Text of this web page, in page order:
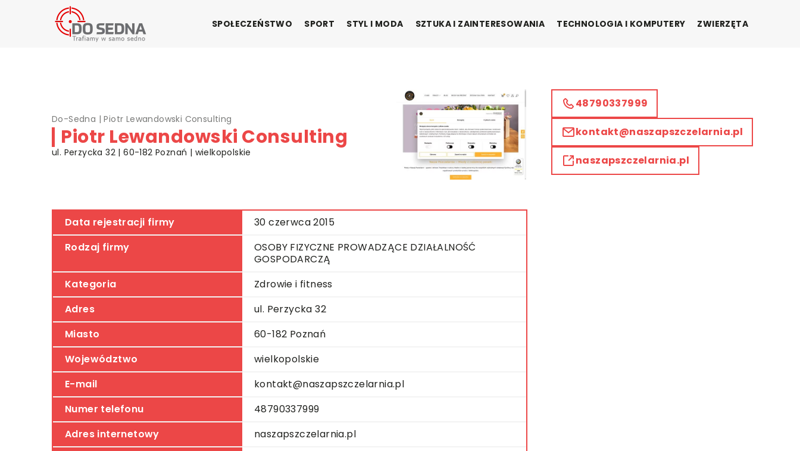
SPOŁECZEŃSTWO SPORT STYL I MODA SZTUKA I ZAINTERESOWANIA TECHNOLOGIA I KOMPUTERY ZWIERZĘTA
Do-Sedna |Piotr Lewandowski Consulting
Piotr Lewandowski Consulting
ul. Perzycka 32 | 60-182 Poznań | wielkopolskie
Data rejestracji firmy
30 czerwca 2015
Rodzaj firmy
OSOBY FIZYCZNE PROWADZĄCE DZIAŁALNOŚĆ
GOSPODARCZĄ
Kategoria
Zdrowie i fitness
Adres
ul. Perzycka 32
Miasto
60-182 Poznań
Województwo
wielkopolskie
E-mail
kontakt@naszapszczelarnia.pl
Numer telefonu
48790337999
Adres internetowy
naszapszczelarnia.pl
48790337999
kontakt@naszapszczelarnia.pl
naszapszczelarnia.pl